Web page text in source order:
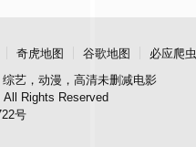
奇虎地图 谷歌地图
必应爬虫
艺，动漫，高清未删减电影
Rights Reserved
号